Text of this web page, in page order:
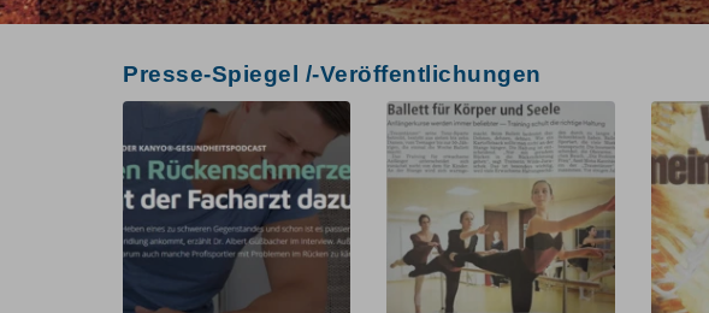
Presse-Spiegel /-Veröffentlichungen